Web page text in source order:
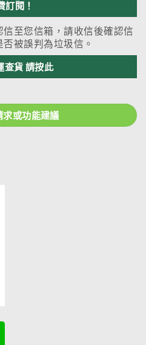
至您信箱，請收信後確認信
被誤判為垃圾信。
查貨 請按此
求或功能建議